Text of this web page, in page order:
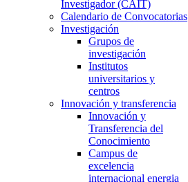
Investigador (CAIT)
Calendario de Convocatorias
Investigación
Grupos de
investigación
Institutos
universitarios y
centros
Innovación y transferencia
Innovación y
Transferencia del
Conocimiento
Campus de
excelencia
internacional energia